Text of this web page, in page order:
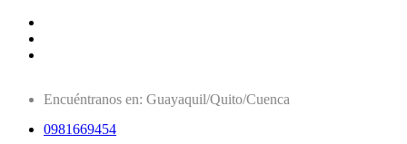
Encuéntranos en: Guayaquil/Quito/Cuenca
0981669454